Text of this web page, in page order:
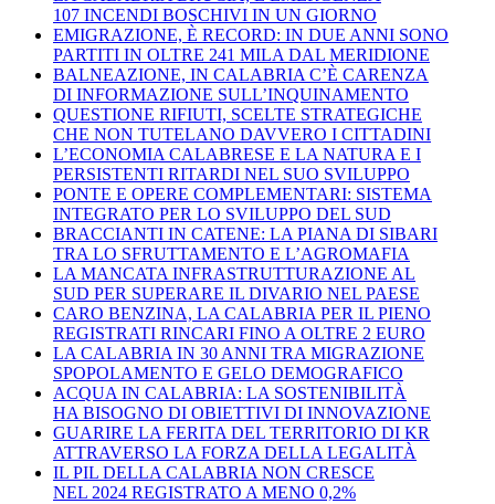
107 INCENDI BOSCHIVI IN UN GIORNO
EMIGRAZIONE, È RECORD: IN DUE ANNI SONO
PARTITI IN OLTRE 241 MILA DAL MERIDIONE
BALNEAZIONE, IN CALABRIA C’È CARENZA
DI INFORMAZIONE SULL’INQUINAMENTO
QUESTIONE RIFIUTI, SCELTE STRATEGICHE
CHE NON TUTELANO DAVVERO I CITTADINI
L’ECONOMIA CALABRESE E LA NATURA E I
PERSISTENTI RITARDI NEL SUO SVILUPPO
PONTE E OPERE COMPLEMENTARI: SISTEMA
INTEGRATO PER LO SVILUPPO DEL SUD
BRACCIANTI IN CATENE: LA PIANA DI SIBARI
TRA LO SFRUTTAMENTO E L’AGROMAFIA
LA MANCATA INFRASTRUTTURAZIONE AL
SUD PER SUPERARE IL DIVARIO NEL PAESE
CARO BENZINA, LA CALABRIA PER IL PIENO
REGISTRATI RINCARI FINO A OLTRE 2 EURO
LA CALABRIA IN 30 ANNI TRA MIGRAZIONE
SPOPOLAMENTO E GELO DEMOGRAFICO
ACQUA IN CALABRIA: LA SOSTENIBILITÀ
HA BISOGNO DI OBIETTIVI DI INNOVAZIONE
GUARIRE LA FERITA DEL TERRITORIO DI KR
ATTRAVERSO LA FORZA DELLA LEGALITÀ
IL PIL DELLA CALABRIA NON CRESCE
NEL 2024 REGISTRATO A MENO 0,2%